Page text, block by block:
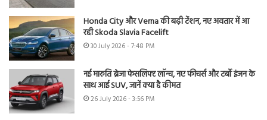
Honda City और Verna की बढ़ी टेंशन, नए अवतार में आ
रही Skoda Slavia Facelift
30 July 2026 - 7:48 PM
नई मारुति ब्रेजा फेसलिफ्ट लॉन्च, नए फीचर्स और टर्बो इंजन के
साथ आई SUV, जानें क्या है कीमत
26 July 2026 - 3:56 PM